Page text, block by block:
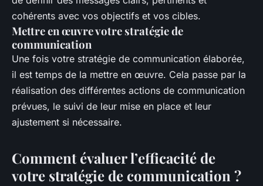
cohérents avec vos objectifs et vos cibles.
Mettre en œuvre votre stratégie de
communication
Une fois votre stratégie de communication élaborée,
il est temps de la mettre en œuvre. Cela passe par la
réalisation des différentes actions de communication
prévues, le suivi de leur mise en place et leur
ajustement si nécessaire.
Comment évaluer l’efficacité de
votre stratégie de communication ?